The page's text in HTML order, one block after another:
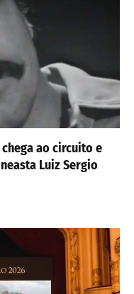
ao circuito e
Luiz Sergio